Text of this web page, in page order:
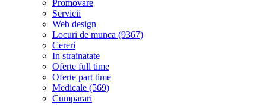
Promovare
Servicii
Web design
Locuri de munca (9367)
Cereri
In strainatate
Oferte full time
Oferte part time
Medicale (569)
Cumparari